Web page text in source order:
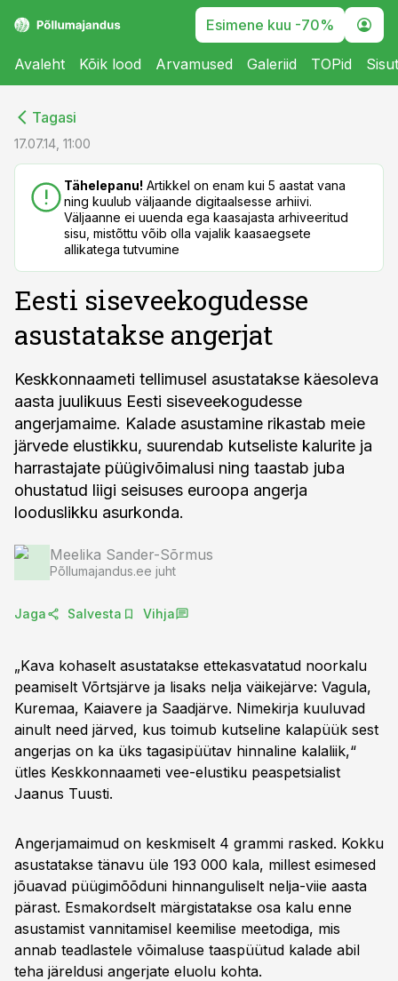
Esimene kuu -70%
Avaleht Kõik lood Arvamused Galeriid TOPid
Tagasi
17.07.14, 11:00
Tähelepanu! Artikkel on enam kui 5 aastat vana
ning kuulub väljaande digitaalsesse arhiivi.
Väljaanne ei uuenda ega kaasajasta arhiveeritud
sisu, mistõttu võib olla vajalik kaasaegsete
allikatega tutvumine
Eesti siseveekogudesse
asustatakse angerjat
Keskkonnaameti tellimusel asustatakse käesoleva
aasta juulikuus Eesti siseveekogudesse
angerjamaime. Kalade asustamine rikastab meie
järvede elustikku, suurendab kutseliste kalurite ja
harrastajate püügivõimalusi ning taastab juba
ohustatud liigi seisuses euroopa angerja
looduslikku asurkonda.
Meelika Sander-Sõrmus
Põllumajandus.ee juht
Jaga Salvesta Vihja
„Kava kohaselt asustatakse ettekasvatatud noorkalu
peamiselt Võrtsjärve ja lisaks nelja väikejärve: Vagula,
Kuremaa, Kaiavere ja Saadjärve. Nimekirja kuuluvad
ainult need järved, kus toimub kutseline kalapüük sest
angerjas on ka üks tagasipüütav hinnaline kalaliik,“
ütles Keskkonnaameti vee-elustiku peaspetsialist
Jaanus Tuusti.
Angerjamaimud on keskmiselt 4 grammi rasked. Kokku
asustatakse tänavu üle 193 000 kala, millest esimesed
jõuavad püügimõõduni hinnanguliselt nelja-viie aasta
pärast. Esmakordselt märgistatakse osa kalu enne
asustamist vannitamisel keemilise meetodiga, mis
annab teadlastele võimaluse taaspüütud kalade abil
teha järeldusi angerjate eluolu kohta.